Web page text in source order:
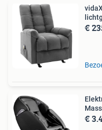
€
€